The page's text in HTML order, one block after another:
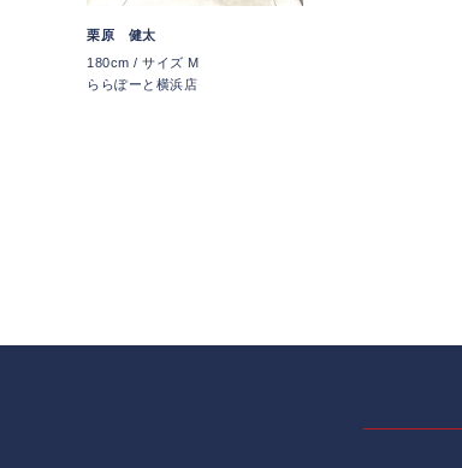
栗原 健太
180cm / サイズ M
ららぽーと横浜店